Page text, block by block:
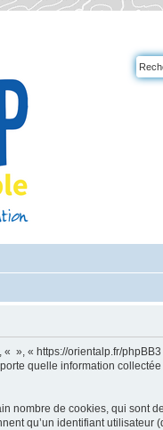
», « https://orientalp.fr/
quelle information
nombre de cookies, qui sont
qu’un identifiant utilisateur